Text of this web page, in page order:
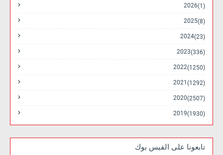
2026 (1)
2025 (8)
2024 (23)
2023 (336)
2022 (1250)
2021 (1292)
2020 (2507)
2019 (1930)
تابعونا على الفيس بوك